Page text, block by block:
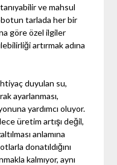
ve mahsul
tarlada her bir
göre özel ilgiler
artırmak adına
duyulan su,
ayarlanması,
yardımcı oluyor.
üretim artışı değil,
anlamına
donatıldığını
kalmıyor, aynı